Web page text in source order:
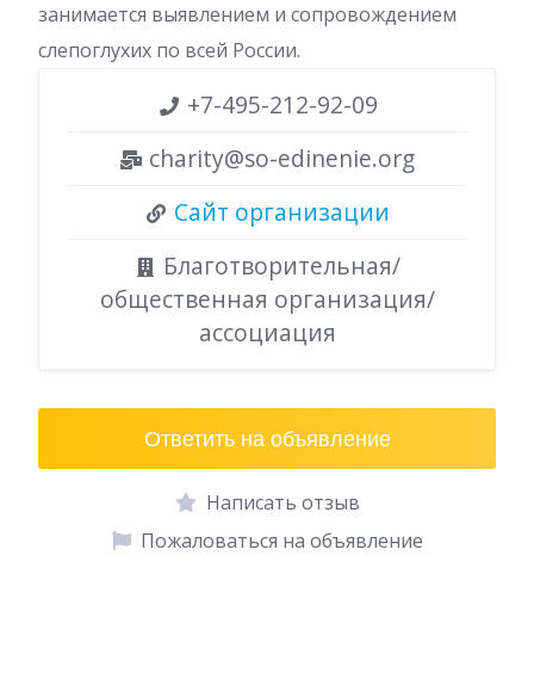
занимается выявлением и сопровождением
слепоглухих по всей России.
+7-495-212-92-09
charity@so-edinenie.org
Сайт организации
Благотворительная/
общественная организация/
ассоциация
Ответить на объявление
Написать отзыв
Пожаловаться на объявление